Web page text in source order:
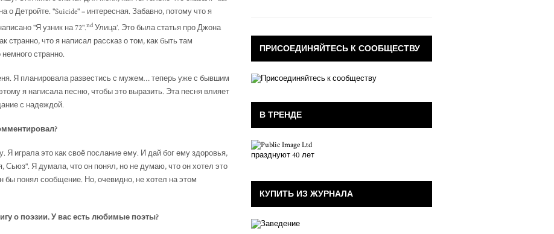
о Детройте. "Suicide" – интересная. Забавно, потому что я
"Я узник на 72".nd Улица’. Это была статья про Джона
странно, что я написал рассказ о том, как быть там
странно.
Я планировала развестись с мужем… теперь уже с бывшим
я написала песню, чтобы это выразить. Эта песня влияет
с надеждой.
Я играла это как своё послание ему. И дай бог ему здоровья,
Сьюз". Я думала, что он понял, но не думаю, что он хотел это
бы понял сообщение. Но, очевидно, не хотел на этом
о поэзии. У вас есть любимые поэты?
ПРИСОЕДИНЯЙТЕСЬ К СООБЩЕСТВУ
В ТРЕНДЕ
КУПИТЬ ИЗ ЖУРНАЛА